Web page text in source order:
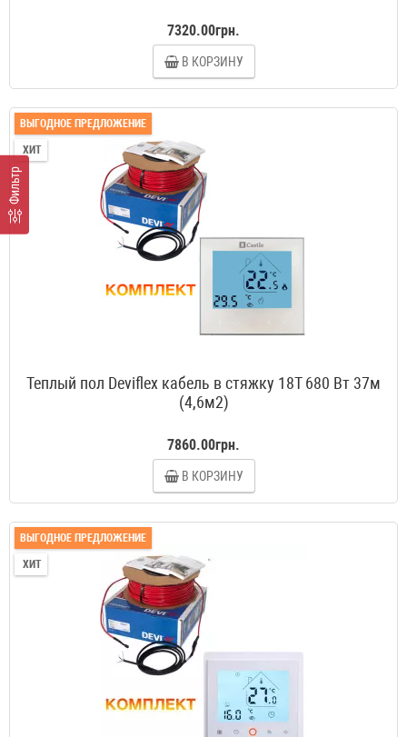
Фильтр
7320.00грн.
В КОРЗИНУ
ВЫГОДНОЕ ПРЕДЛОЖЕНИЕ
ХИТ
Теплый пол Deviflex кабель в стяжку 18T 680 Вт 37м
(4,6м2)
7860.00грн.
В КОРЗИНУ
ВЫГОДНОЕ ПРЕДЛОЖЕНИЕ
ХИТ